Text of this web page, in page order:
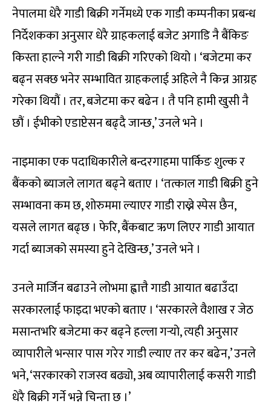
नेपालमा धेरै गाडी बिक्री गर्नेमध्ये एक गाडी कम्पनीका प्रबन्ध
निर्देशकका अनुसार धेरै ग्राहकलाई बजेट अगाडि नै बैंकिङ
किस्ता हाल्ने गरी गाडी बिक्री गरिएको थियो । ‘बजेटमा कर
बढ्न सक्छ भनेर सम्भावित ग्राहकलाई अहिले नै किन्न आग्रह
गरेका थियौं । तर, बजेटमा कर बढेन । तै पनि हामी खुसी नै
छौं । ईभीको एडाप्टेसन बढ्दै जान्छ,’ उनले भने ।
नाइमाका एक पदाधिकारीले बन्दरगाहमा पार्किङ शुल्क र
बैंकको ब्याजले लागत बढ्ने बताए । ‘तत्काल गाडी बिक्री हुने
सम्भावना कम छ, शोरुममा ल्याएर गाडी राख्ने स्पेस छैन,
यसले लागत बढ्छ । फेरि, बैंकबाट ऋण लिएर गाडी आयात
गर्दा ब्याजको समस्या हुने देखिन्छ,’ उनले भने ।
उनले मार्जिन बढाउने लोभमा ह्वात्तै गाडी आयात बढाउँदा
सरकारलाई फाइदा भएको बताए । ‘सरकारले वैशाख र जेठ
मसान्तभरि बजेटमा कर बढ्ने हल्ला गर्‍यो, त्यही अनुसार
व्यापारीले भन्सार पास गरेर गाडी ल्याए तर कर बढेन,’ उनले
भने, ‘सरकारको राजस्व बढ्यो, अब व्यापारीलाई कसरी गाडी
धेरै बिक्री गर्ने भन्ने चिन्ता छ ।’